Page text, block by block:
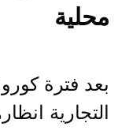
محلية
بعد فترة
التجارية